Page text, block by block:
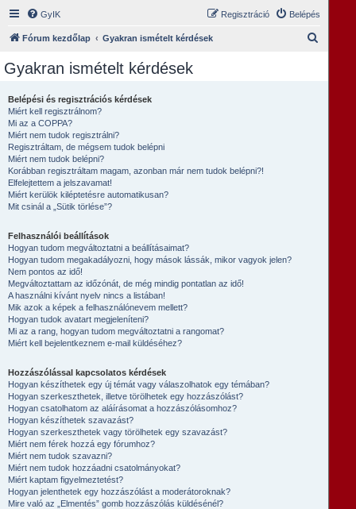
GyIK Belépés
Regisztráció
Fórum kezdőlap Gyakran ismételt kérdések
Gyakran ismételt kérdések
Belépési és regisztrációs kérdések
Miért kell regisztrálnom?
Mi az a COPPA?
Miért nem tudok regisztrálni?
Regisztráltam, de mégsem tudok belépni
Miért nem tudok belépni?
Korábban regisztráltam magam, azonban már nem tudok belépni?!
Elfelejtettem a jelszavamat!
Miért kerülök kiléptetésre automatikusan?
Mit csinál a „Sütik törlése”?
Felhasználói beállítások
Hogyan tudom megváltoztatni a beállításaimat?
Hogyan tudom megakadályozni, hogy mások lássák, mikor vagyok jelen?
Nem pontos az idő!
Megváltoztattam az időzónát, de még mindig pontatlan az idő!
A használni kívánt nyelv nincs a listában!
Mik azok a képek a felhasználónevem mellett?
Hogyan tudok avatart megjeleníteni?
Mi az a rang, hogyan tudom megváltoztatni a rangomat?
Miért kell bejelentkeznem e-mail küldéséhez?
Hozzászólással kapcsolatos kérdések
Hogyan készíthetek egy új témát vagy válaszolhatok egy témában?
Hogyan szerkeszthetek, illetve törölhetek egy hozzászólást?
Hogyan csatolhatom az aláírásomat a hozzászólásomhoz?
Hogyan készíthetek szavazást?
Hogyan szerkeszthetek vagy törölhetek egy szavazást?
Miért nem férek hozzá egy fórumhoz?
Miért nem tudok szavazni?
Miért nem tudok hozzáadni csatolmányokat?
Miért kaptam figyelmeztetést?
Hogyan jelenthetek egy hozzászólást a moderátoroknak?
Mire való az „Elmentés” gomb hozzászólás küldésénél?